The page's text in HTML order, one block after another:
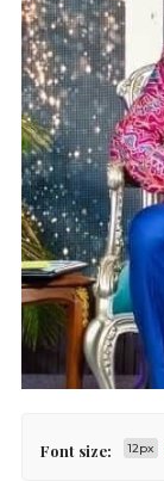
Font size: 12px